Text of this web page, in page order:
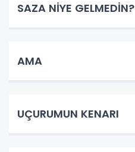
SAZA NİYE GELMEDİN?
AMA
UÇURUMUN KENARI